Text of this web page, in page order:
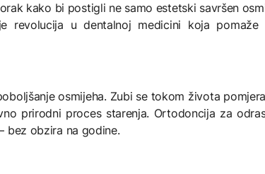
kako bi postigli ne samo estetski savršen
u dentalnoj medicini koja pomaže
osmijeha. Zubi se tokom života
prirodni proces starenja. Ortodoncija za
bez obzira na godine.